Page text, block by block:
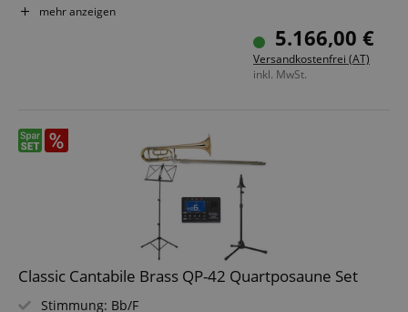
Innenzug: Neusilber (hartverchromt) Finish: Lackiert
Inkl. Bach 6-1/2A Mundstück und Bach Deluxe Koffer
mehr anzeigen
5.166,00 €
Versandkostenfrei (AT)
inkl. MwSt.
Classic Cantabile Brass QP-42 Quartposaune Set
Stimmung: Bb/F